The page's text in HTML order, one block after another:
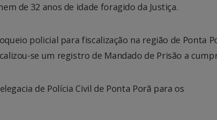
de 32 anos de idade foragido da Justiça.
policial para fiscalização na região de Ponta
se um registro de Mandado de Prisão a
de Polícia Civil de Ponta Porã para os